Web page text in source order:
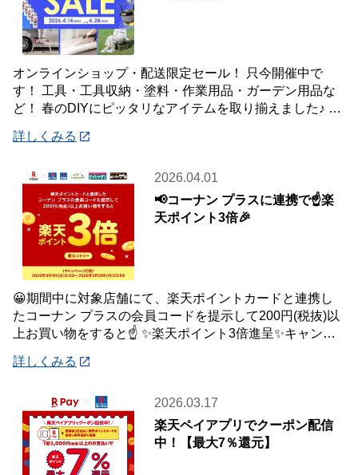
オンラインショップ・配送限定セール！ 只今開催中で
す！ 工具・工具収納・塗料・作業用品・ガーデン用品な
ど！ 春のDIYにピッタリなアイテムを取り揃えました♪ 商
詳しくみる
2026.04.01
📢コーナン プラスに連携で☝️楽
天ポイント3倍🎉
😀期間中に対象店舗にて、楽天ポイントカードと連携し
たコーナン プラスの会員コードを提示して200円(税抜)以
上お買い物をすると☝️ ✨楽天ポイント3倍進呈✨キャンペ
詳しくみる
2026.03.17
楽天ペイアプリでクーポン配信
中！【最大7％還元】